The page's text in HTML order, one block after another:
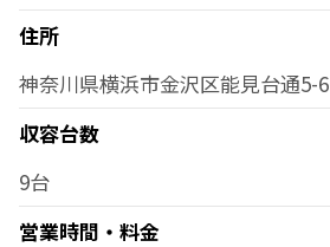
住所
神奈川県横浜市金沢区能見台通5-6
収容台数
9台
営業時間・料金